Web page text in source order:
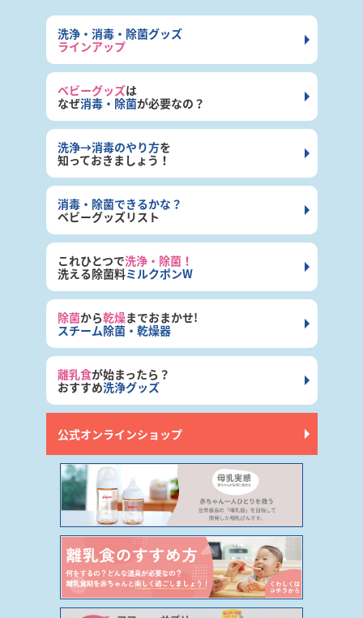
洗浄・消毒・除菌グッズ
ラインアップ
ベビーグッズは
なぜ消毒・除菌が必要なの？
洗浄→消毒のやり方を
知っておきましょう！
消毒・除菌できるかな？
ベビーグッズリスト
これひとつで洗浄・除菌！
洗える除菌料ミルクポンW
除菌から乾燥までおまかせ!
スチーム除菌・乾燥器
離乳食が始まったら？
おすすめ洗浄グッズ
公式オンラインショップ